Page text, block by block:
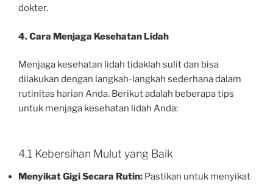
dokter.
4. Cara Menjaga Kesehatan Lidah
Menjaga kesehatan lidah tidaklah sulit dan bisa
dilakukan dengan langkah-langkah sederhana dalam
rutinitas harian Anda. Berikut adalah beberapa tips
untuk menjaga kesehatan lidah Anda:
4.1 Kebersihan Mulut yang Baik
Menyikat Gigi Secara Rutin: Pastikan untuk menyikat